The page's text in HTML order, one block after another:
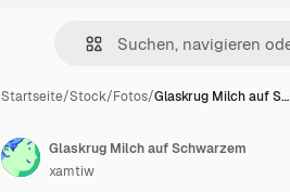
Startseite/Stock/Fotos/Glaskrug Milch auf S…
Glaskrug Milch auf Schwarzem
xamtiw